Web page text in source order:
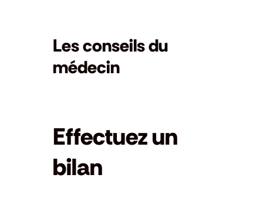
Les conseils du
médecin
Effectuez un
bilan